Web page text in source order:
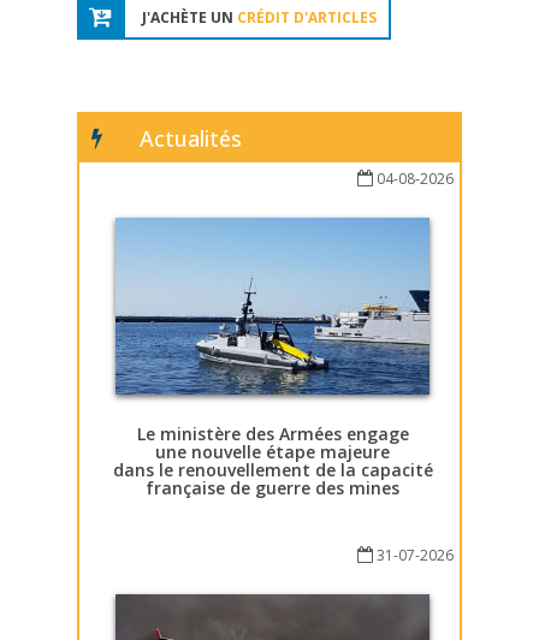
J'ACHÈTE UN CRÉDIT D'ARTICLES
Actualités
04-08-2026
Le ministère des Armées engage
une nouvelle étape majeure
dans le renouvellement de la capacité
française de guerre des mines
31-07-2026